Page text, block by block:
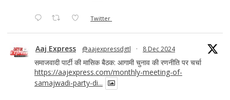
Twitter
Aaj Express @aajexpressdgtl · 8 Dec 2024
समाजवादी पार्टी की मासिक बैठक: आगामी चुनाव की रणनीति पर चर्चा
https://aajexpress.com/monthly-meeting-of-
samajwadi-party-di...